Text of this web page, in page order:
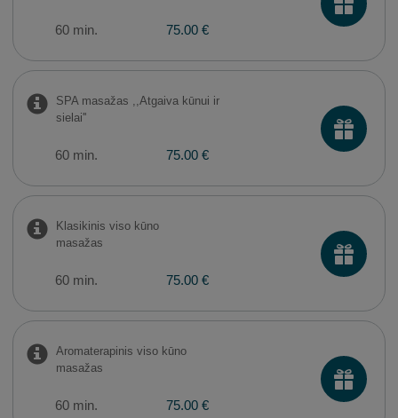
60 min. 75.00 €
SPA masažas ,,Atgaiva kūnui ir
sielai''
60 min. 75.00 €
Klasikinis viso kūno
masažas
60 min. 75.00 €
Aromaterapinis viso kūno
masažas
60 min. 75.00 €